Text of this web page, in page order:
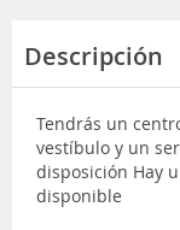
Descripción
Tendrás un
vestíbulo y un
disposición Hay
disponible